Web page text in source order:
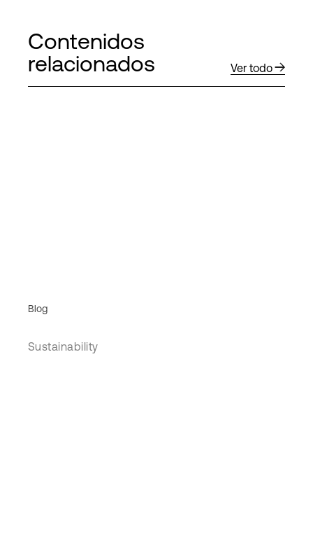
Contenidos
relacionados
Ver todo
Blog
Sustainability